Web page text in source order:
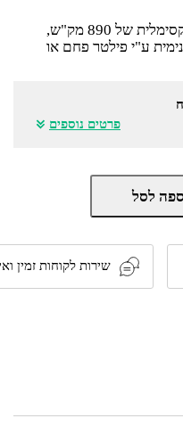
קולט אדים אי בעל עוצמת שאיבה מקסימלית של 890 מק"ש,
ע"י פילטר פחם או
פרטים נוספים
לסל
שירות לקוחות זמין